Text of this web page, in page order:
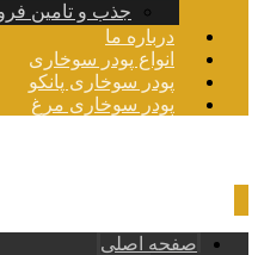
جذب و تامین
درباره ما
انواع پودر سوخاری
پودر سوخاری پانکو
پودر سوخاری مرغ
صفحه اصلی